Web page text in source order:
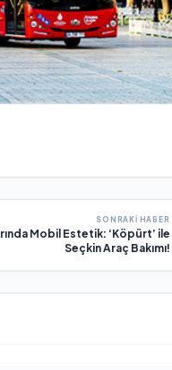
SONRAKI HABER
Mobil Estetik: ‘Köpürt’ ile
Seçkin Araç Bakımı!